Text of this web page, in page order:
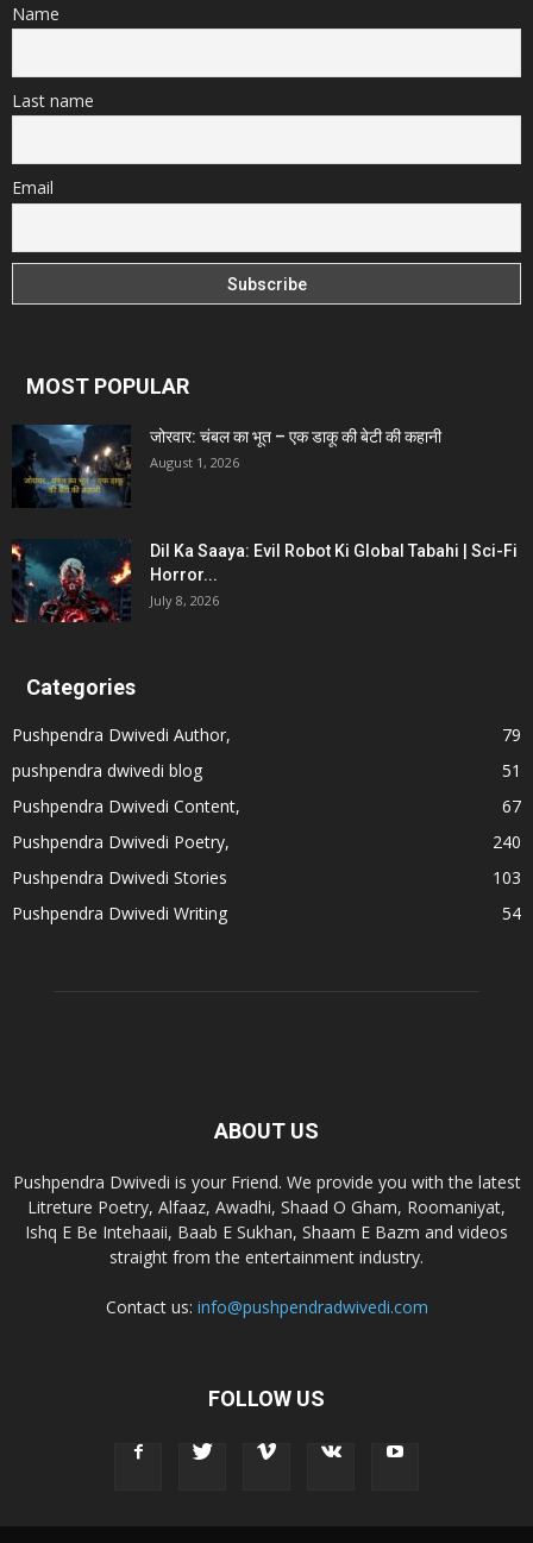
Name
Last name
Email
MOST POPULAR
जोरवार: चंबल का भूत – एक डाकू की बेटी की कहानी
August 1, 2026
Dil Ka Saaya: Evil Robot Ki Global Tabahi | Sci-Fi
Horror...
July 8, 2026
Categories
Pushpendra Dwivedi Author,
79
pushpendra dwivedi blog
51
Pushpendra Dwivedi Content,
67
Pushpendra Dwivedi Poetry,
240
Pushpendra Dwivedi Stories
103
Pushpendra Dwivedi Writing
54
ABOUT US
Pushpendra Dwivedi is your Friend. We provide you with the latest
Litreture Poetry, Alfaaz, Awadhi, Shaad O Gham, Roomaniyat,
Ishq E Be Intehaaii, Baab E Sukhan, Shaam E Bazm and videos
straight from the entertainment industry.
Contact us: info@pushpendradwivedi.com
FOLLOW US